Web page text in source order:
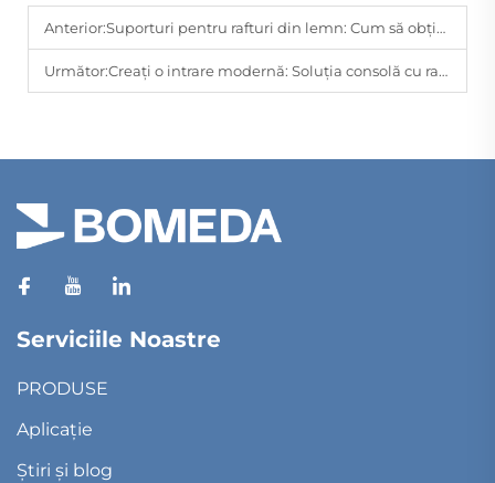
Anterior:Suporturi pentru rafturi din lemn: Cum să obțineți un afișaj elegant și rezistent
Următor:Creați o intrare modernă: Soluția consolă cu raft suspendat
Serviciile Noastre
PRODUSE
Aplicație
Știri și blog